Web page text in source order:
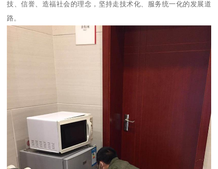
技、信誉、造福社会的理念，坚持走技术化、服务统一化的发展道
路。